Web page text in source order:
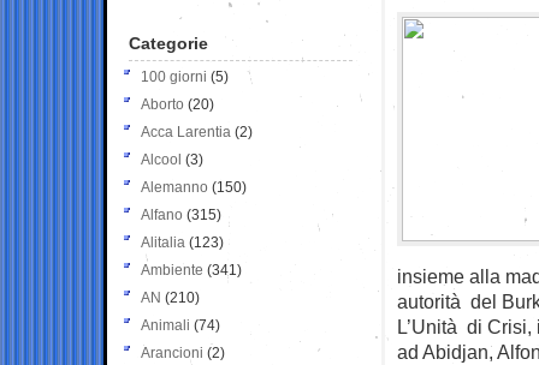
insieme alla
autorità del
L’Unità di Crisi,
ad Abidjan,
Categorie
100 giorni (5)
Aborto (20)
Acca Larentia (2)
Alcool (3)
Alemanno (150)
Alfano (315)
Alitalia (123)
Ambiente (341)
AN (210)
Animali (74)
Arancioni (2)